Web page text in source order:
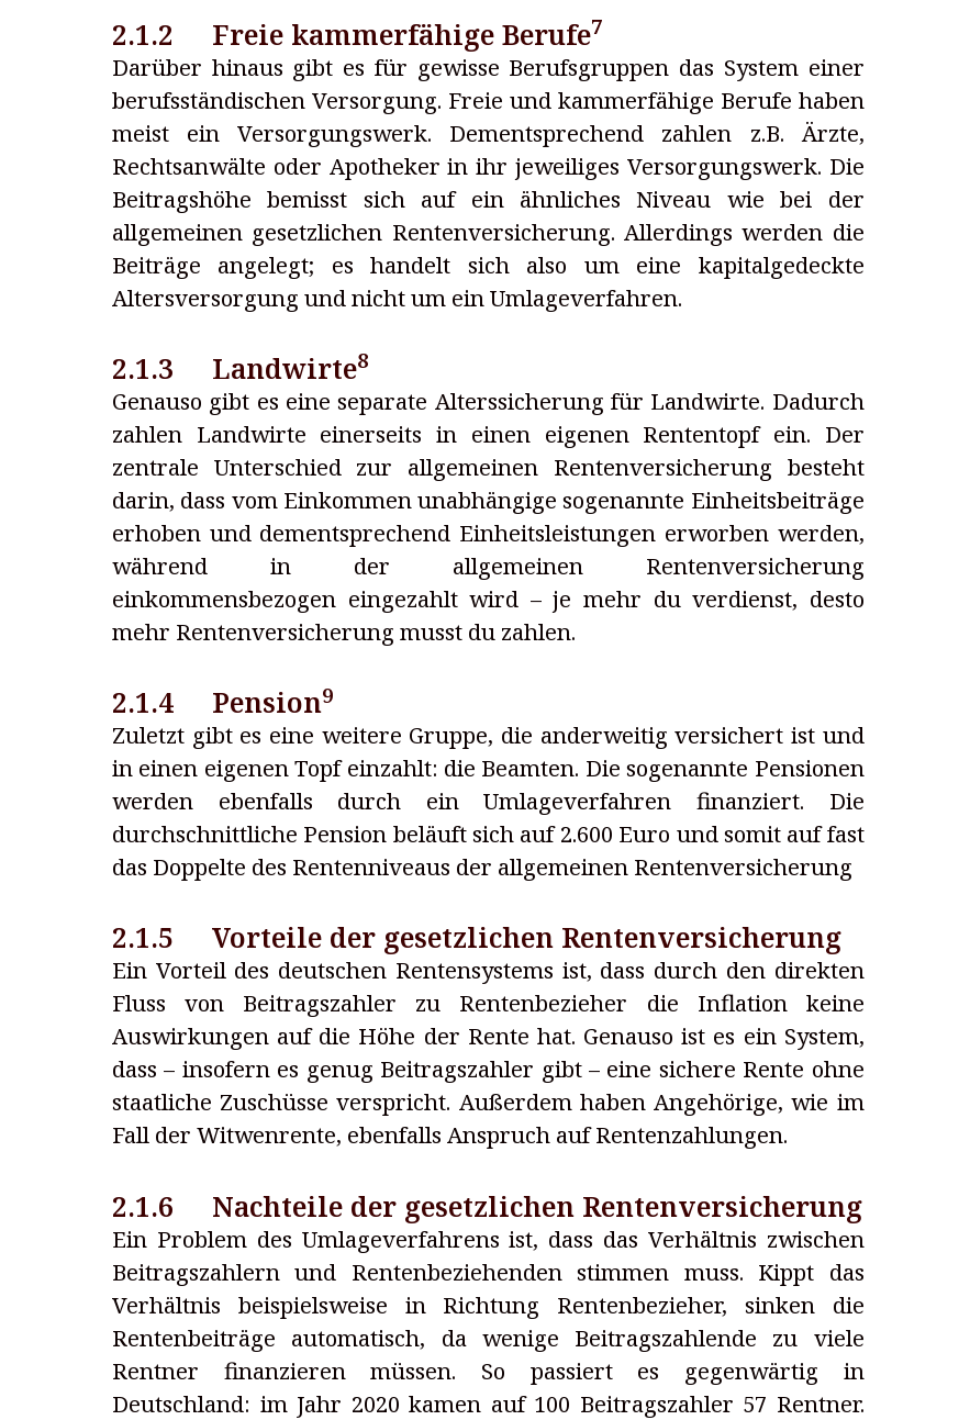
2.1.2 Freie kammerfähige Berufe7
Darüber hinaus gibt es für gewisse Berufsgruppen das System einer
berufsständischen Versorgung. Freie und kammerfähige Berufe haben
meist ein Versorgungswerk. Dementsprechend zahlen z.B. Ärzte,
Rechtsanwälte oder Apotheker in ihr jeweiliges Versorgungswerk. Die
Beitragshöhe bemisst sich auf ein ähnliches Niveau wie bei der
allgemeinen gesetzlichen Rentenversicherung. Allerdings werden die
Beiträge angelegt; es handelt sich also um eine kapitalgedeckte
Altersversorgung und nicht um ein Umlageverfahren.
2.1.3 Landwirte8
Genauso gibt es eine separate Alterssicherung für Landwirte. Dadurch
zahlen Landwirte einerseits in einen eigenen Rententopf ein. Der
zentrale Unterschied zur allgemeinen Rentenversicherung besteht
darin, dass vom Einkommen unabhängige sogenannte Einheitsbeiträge
erhoben und dementsprechend Einheitsleistungen erworben werden,
während in der allgemeinen Rentenversicherung
einkommensbezogen eingezahlt wird – je mehr du verdienst, desto
mehr Rentenversicherung musst du zahlen.
2.1.4 Pension9
Zuletzt gibt es eine weitere Gruppe, die anderweitig versichert ist und
in einen eigenen Topf einzahlt: die Beamten. Die sogenannte Pensionen
werden ebenfalls durch ein Umlageverfahren finanziert. Die
durchschnittliche Pension beläuft sich auf 2.600 Euro und somit auf fast
das Doppelte des Rentenniveaus der allgemeinen Rentenversicherung
2.1.5 Vorteile der gesetzlichen Rentenversicherung
Ein Vorteil des deutschen Rentensystems ist, dass durch den direkten
Fluss von Beitragszahler zu Rentenbezieher die Inflation keine
Auswirkungen auf die Höhe der Rente hat. Genauso ist es ein System,
dass – insofern es genug Beitragszahler gibt – eine sichere Rente ohne
staatliche Zuschüsse verspricht. Außerdem haben Angehörige, wie im
Fall der Witwenrente, ebenfalls Anspruch auf Rentenzahlungen.
2.1.6 Nachteile der gesetzlichen Rentenversicherung
Ein Problem des Umlageverfahrens ist, dass das Verhältnis zwischen
Beitragszahlern und Rentenbeziehenden stimmen muss. Kippt das
Verhältnis beispielsweise in Richtung Rentenbezieher, sinken die
Rentenbeiträge automatisch, da wenige Beitragszahlende zu viele
Rentner finanzieren müssen. So passiert es gegenwärtig in
Deutschland: im Jahr 2020 kamen auf 100 Beitragszahler 57 Rentner.